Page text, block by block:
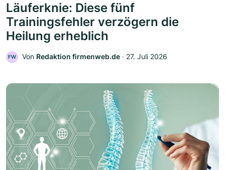
Läuferknie: Diese fünf
Trainingsfehler verzögern die
Heilung erheblich
FW Von Redaktion firmenweb.de ‧ 27. Juli 2026